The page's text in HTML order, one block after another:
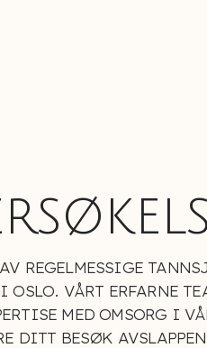
REGELMESSIGE
OSLO. VÅRT ERFARNE
MED OMSORG I
DITT BESØK